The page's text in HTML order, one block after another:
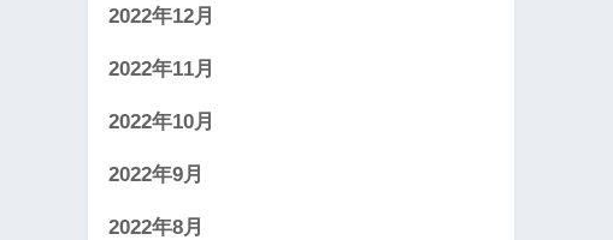
2022年12月
2022年11月
2022年10月
2022年9月
2022年8月